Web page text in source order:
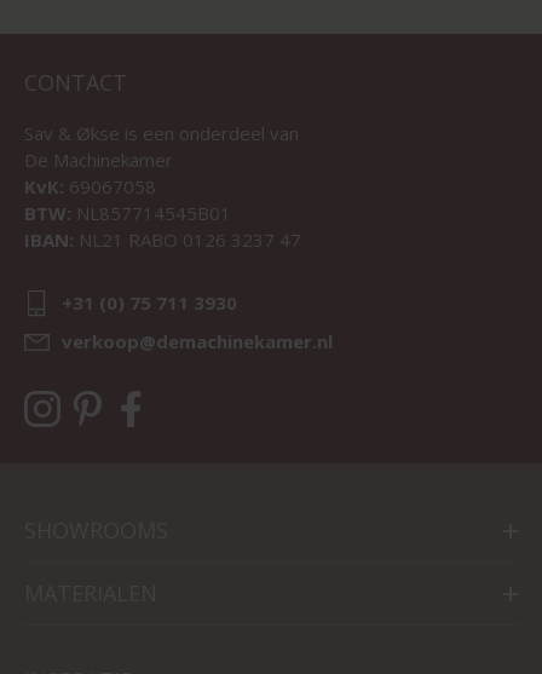
CONTACT
Sav & Økse is een onderdeel van
De Machinekamer
KvK: 69067058
BTW: NL857714545B01
IBAN: NL21 RABO 0126 3237 47
+31 (0) 75 711 3930
verkoop@demachinekamer.nl